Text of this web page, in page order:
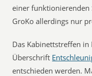
einer funktionierenden
GroKo allerdings nur
Das Kabinettstreffen
Überschrift
entschieden werden.